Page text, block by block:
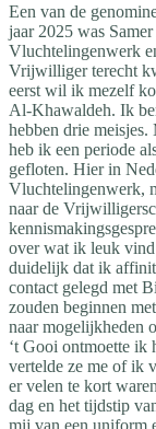
Een van de
jaar 2025 was
Vluchtelingenwerk
Vrijwilliger terecht
eerst wil ik mezelf
Al-Khawaldeh. Ik
hebben drie
heb ik een periode
gefloten. Hier in
Vluchtelingenwerk,
naar de
over wat ik leuk vind
duidelijk dat ik
contact gelegd met
zouden beginnen
naar mogelijkheden
‘t Gooi ontmoette ik
vertelde ze me of ik
er velen te kort
dag en het tijdstip
mij van een uniform